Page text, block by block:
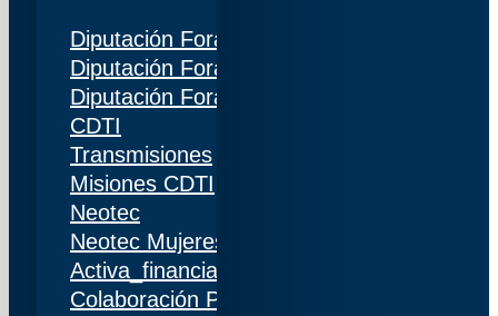
Diputación Foral de Gipuzkoa
Diputación Foral de Bizkaia
Diputación Foral de Álava
CDTI
Transmisiones
Misiones CDTI
Neotec
Neotec Mujeres
Activa_financiación (IDI)
Colaboración Público-Privada (CPP)